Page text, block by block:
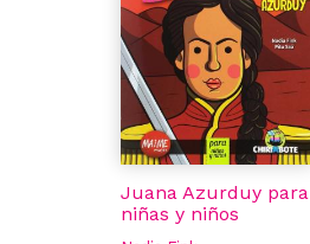
Juana Azurduy para
niñas y niños